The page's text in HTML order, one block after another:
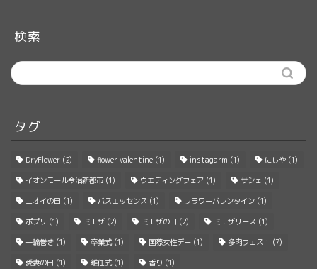
検索
タグ
DryFlower (2) flower valentine (1) instagarm (1) にしや (1)
イオンモール今治新都市 (1) ウエディングフェア (1) サシェ (1)
ニオイの日 (1) バスエッセンス (1) フラワーバレンタイン (1)
ポプリ (1) ミモザ (2) ミモザの日 (2) ミモザリース (1)
一輪巻き (1) 卒業式(1) 国際女性デー (1) 多肉フェス！ (7)
愛妻の日 (1) 離任式(1) 香り (1)